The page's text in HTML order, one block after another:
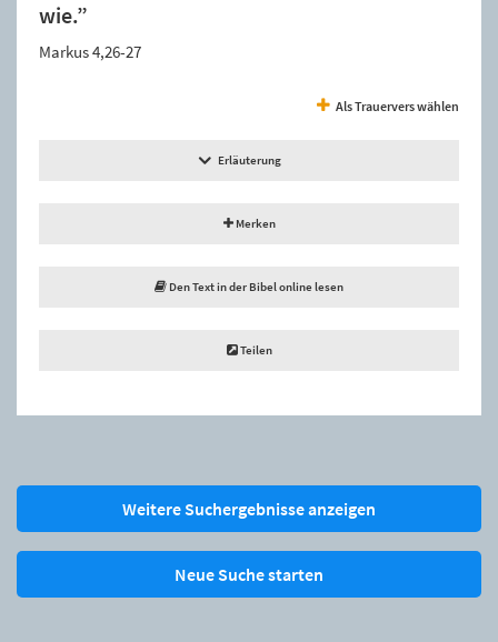
wie.”
Markus 4,26-27
Als Trauervers wählen
Erläuterung
Merken
Den Text in der Bibel online lesen
Teilen
Weitere Suchergebnisse anzeigen
Neue Suche starten